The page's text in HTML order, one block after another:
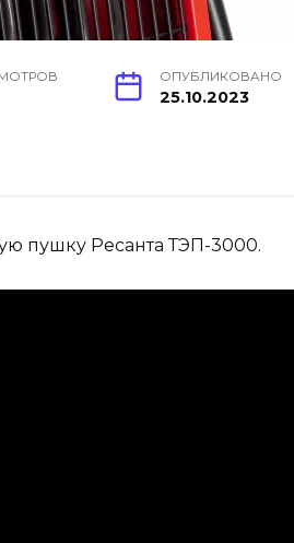
ОПУБЛИКОВАНО
25.10.2023
пушку Ресанта ТЭП-3000.